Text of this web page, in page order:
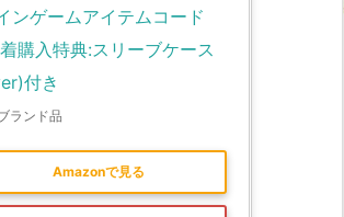
ンゲームアイテムコード
購入特典:スリーブケース
付き
ランド品
Amazonで見る